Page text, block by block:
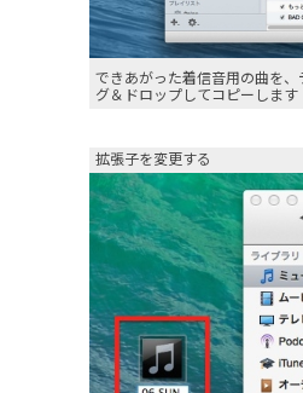
できあがった着信音用の曲を
グ＆ドロップしてコピーします
拡張子を変更する